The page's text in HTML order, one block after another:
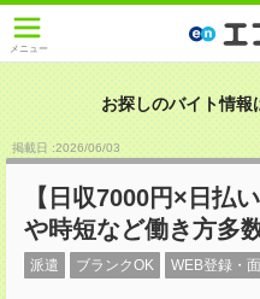
メニュー
お探しのバイト情報
掲載日 :2026/06/03
【日収7000円×日払
や時短など働き方多
派遣 ブランクOK WEB登録・